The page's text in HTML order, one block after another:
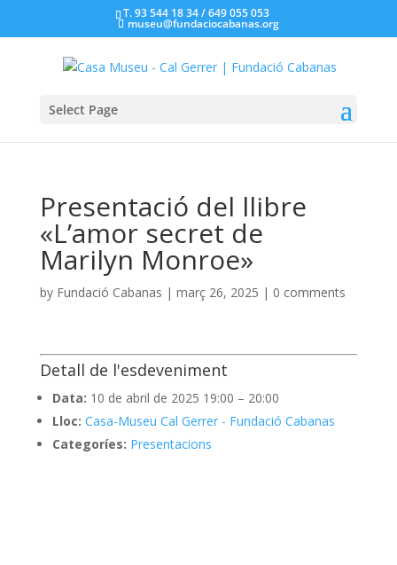
T. 93 544 18 34 / 649 055 053
museu@fundaciocabanas.org
Select Page
Presentació del llibre
«L’amor secret de
Marilyn Monroe»
by Fundació Cabanas | març 26, 2025 | 0 comments
Detall de l'esdeveniment
Data: 10 de abril de 2025 19:00 – 20:00
Lloc: Casa-Museu Cal Gerrer - Fundació Cabanas
Categoríes: Presentacions